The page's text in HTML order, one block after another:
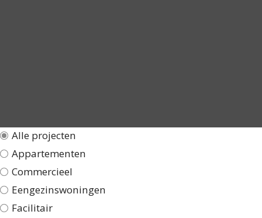
Alle projecten
Appartementen
Commercieel
Eengezinswoningen
Facilitair